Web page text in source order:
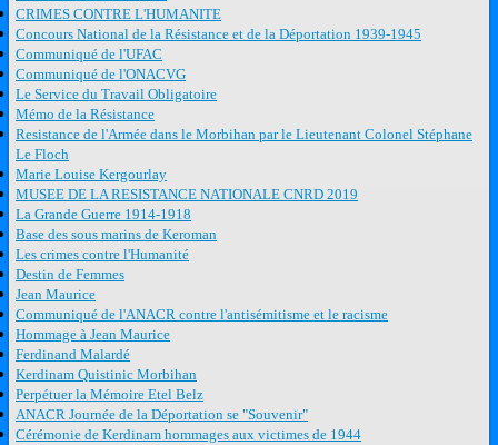
CRIMES CONTRE L'HUMANITE
Concours National de la Résistance et de la Déportation 1939-1945
Communiqué de l'UFAC
Communiqué de l'ONACVG
Le Service du Travail Obligatoire
Mémo de la Résistance
Resistance de l'Armée dans le Morbihan par le Lieutenant Colonel Stéphane
Le Floch
Marie Louise Kergourlay
MUSEE DE LA RESISTANCE NATIONALE CNRD 2019
La Grande Guerre 1914-1918
Base des sous marins de Keroman
Les crimes contre l'Humanité
Destin de Femmes
Jean Maurice
Communiqué de l'ANACR contre l'antisémitisme et le racisme
Hommage à Jean Maurice
Ferdinand Malardé
Kerdinam Quistinic Morbihan
Perpétuer la Mémoire Etel Belz
ANACR Journée de la Déportation se "Souvenir"
Cérémonie de Kerdinam hommages aux victimes de 1944